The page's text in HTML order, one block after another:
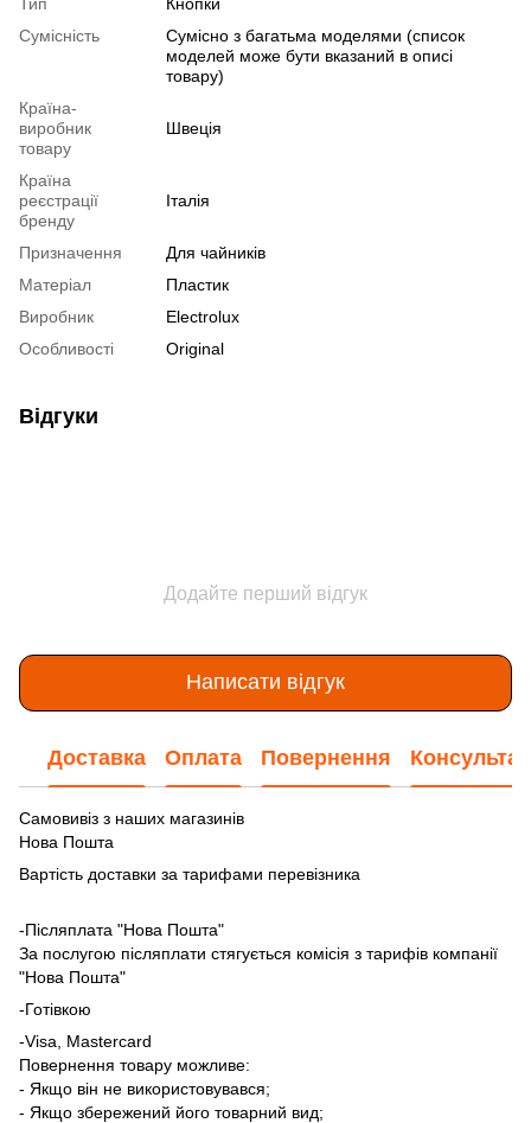
Сумісність
Сумісно з багатьма моделями (список
моделей може бути вказаний в описі
товару)
Країна-
виробник
товару
Швеція
Країна
реєстрації
бренду
Італія
Призначення
Для чайників
Матеріал
Пластик
Виробник
Electrolux
Особливості
Original
Відгуки
Додайте перший відгук
Написати відгук
Доставка Оплата Повернення
Самовивіз з наших магазинів
Нова Пошта
Вартість доставки за тарифами перевізника
-Післяплата "Нова Пошта"
За послугою післяплати стягується комісія з тарифів компанії
"Нова Пошта"
-Готівкою
-Visa, Mastercard
Повернення товару можливе:
- Якщо він не використовувався;
- Якщо збережений його товарний вид;